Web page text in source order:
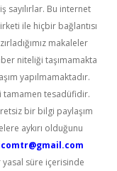
sayılırlar. Bu internet
ile hiçbir bağlantısı
makaleler
niteliği taşımamakta
yapılmamaktadır.
tamamen tesadüfidir.
bir bilgi paylaşım
aykırı olduğunu
süre içerisinde